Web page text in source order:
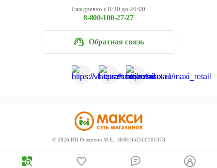
Ежедневно с 8:30 до 20:00
8-800-100-27-27
Обратная связь
© 2026 ИП Роздухов М.Е., ИНН 352500101378